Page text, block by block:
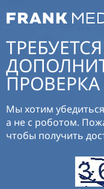
ТРЕБУЕТСЯ
ПРОВЕРКА
Мы хотим
а не с роботом.
чтобы получить